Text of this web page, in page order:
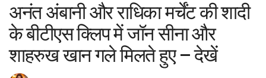
अनंत अंबानी और राधिका मर्चेंट की शादी
के बीटीएस क्लिप में जॉन सीना और
शाहरुख खान गले मिलते हुए – देखें